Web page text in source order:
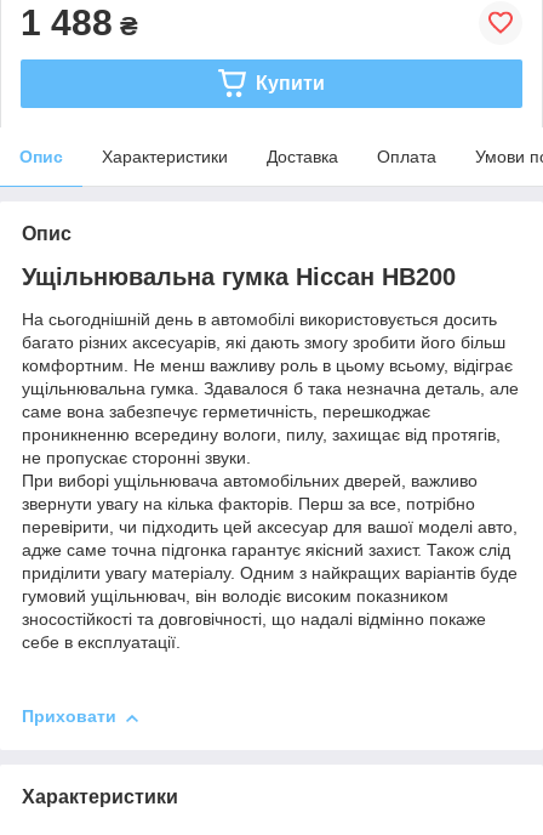
1 488 ₴
Купити
Опис Характеристики Доставка Оплата Умови
Опис
Ущільнювальна гумка Ніссан НВ200
На сьогоднішній день в автомобілі використовується досить
багато різних аксесуарів, які дають змогу зробити його більш
комфортним. Не менш важливу роль в цьому всьому, відіграє
ущільнювальна гумка. Здавалося б така незначна деталь, але
саме вона забезпечує герметичність, перешкоджає
проникненню всередину вологи, пилу, захищає від протягів,
не пропускає сторонні звуки.
При виборі ущільнювача автомобільних дверей, важливо
звернути увагу на кілька факторів. Перш за все, потрібно
перевірити, чи підходить цей аксесуар для вашої моделі авто,
адже саме точна підгонка гарантує якісний захист. Також слід
приділити увагу матеріалу. Одним з найкращих варіантів буде
гумовий ущільнювач, він володіє високим показником
зносостійкості та довговічності, що надалі відмінно покаже
себе в експлуатації.
Приховати
Характеристики